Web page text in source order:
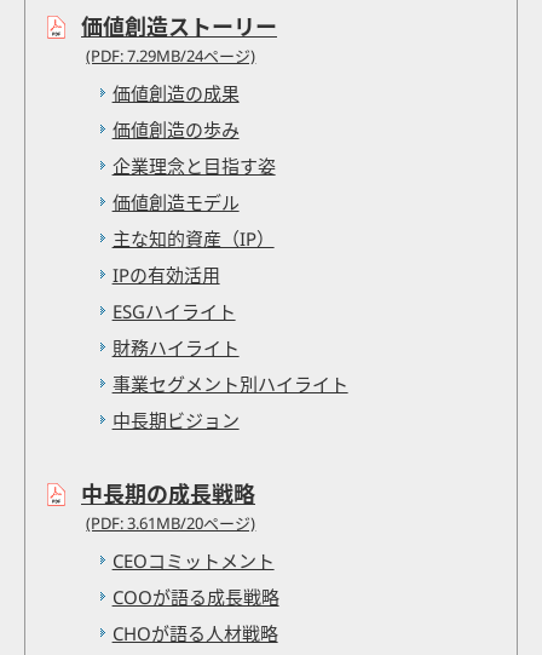
価値創造ストーリー
(PDF: 7.29MB/24ページ)
価値創造の成果
価値創造の歩み
企業理念と目指す姿
価値創造モデル
主な知的資産（IP）
IPの有効活用
ESGハイライト
財務ハイライト
事業セグメント別ハイライト
中長期ビジョン
中長期の成長戦略
(PDF: 3.61MB/20ページ)
CEOコミットメント
COOが語る成長戦略
CHOが語る人材戦略